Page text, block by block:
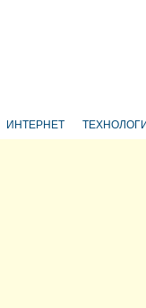
ИНТЕРНЕТ